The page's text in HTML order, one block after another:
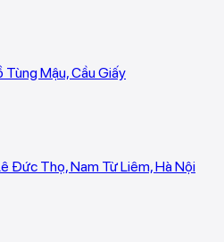
Mậu, Cầu Giấy
Đức Thọ, Nam Từ Liêm, Hà Nội